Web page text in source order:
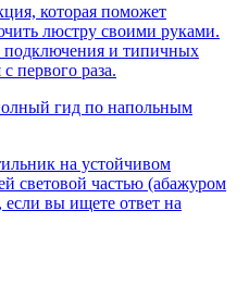
которая поможет
люстру своими руками.
подключения и типичных
первого раза.
гид по напольным
на устойчивом
световой частью (абажуром
вы ищете ответ на